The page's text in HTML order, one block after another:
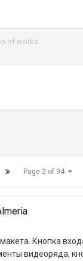
of works
Page 2 of 94
Кнопка
видеоряда,